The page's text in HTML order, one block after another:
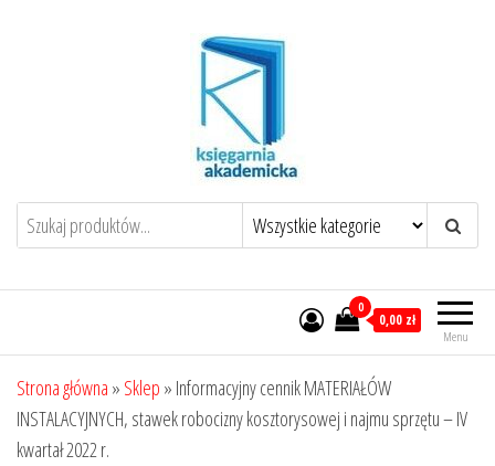
Menu
0
0,00 zł
Strona główna » Sklep » Informacyjny cennik MATERIAŁÓW
INSTALACYJNYCH, stawek robocizny kosztorysowej i najmu sprzętu – IV
kwartał 2022 r.